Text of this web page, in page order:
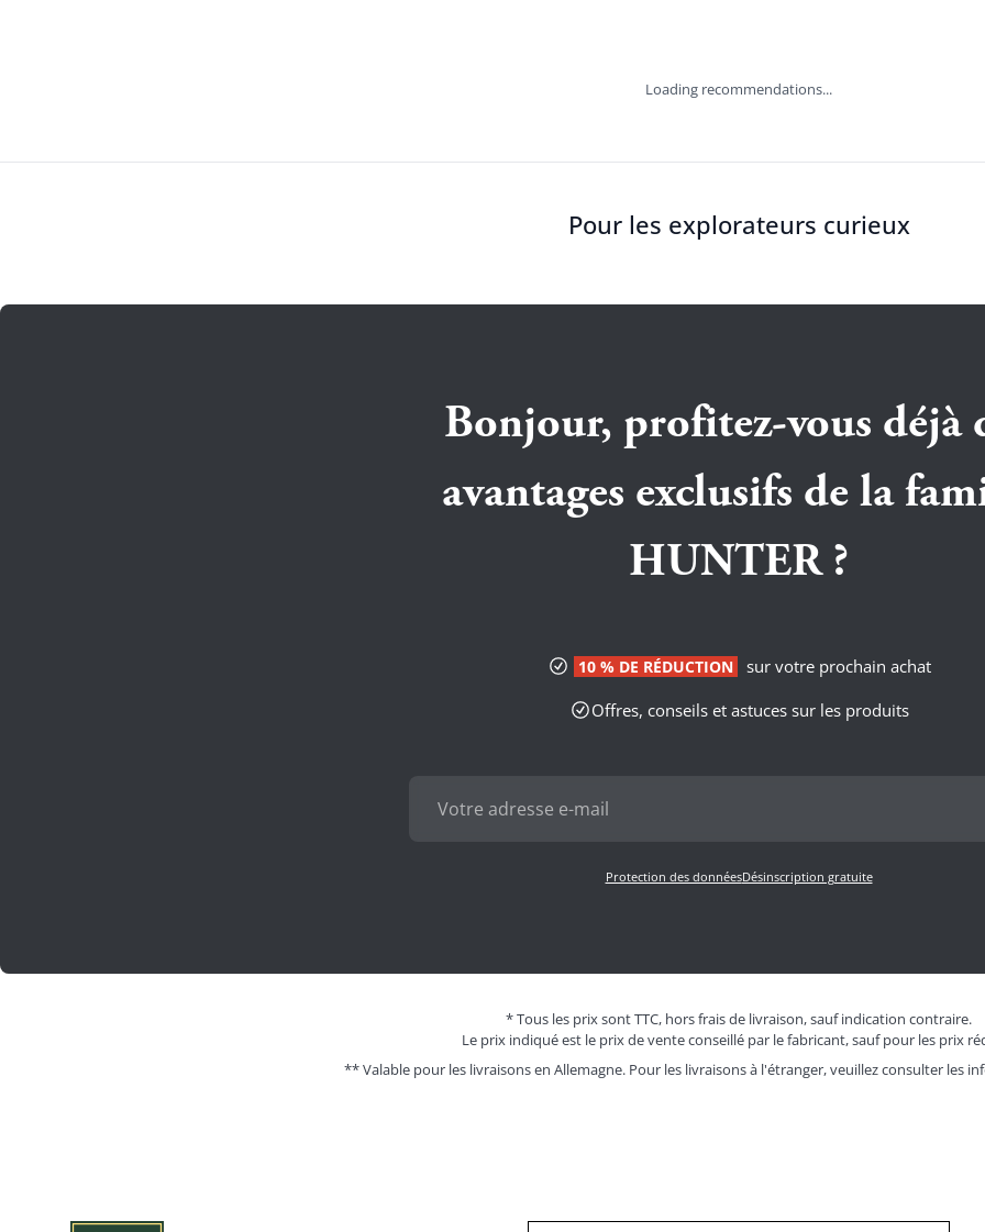
Loading recommendations...
Pour les explorateurs curieux
Bonjour, profitez-vous déjà
avantages exclusifs de la
HUNTER ?
10 % DE RÉDUCTION
sur votre prochain achat
Offres, conseils et astuces sur les produits
Protection des donnéesDésinscription gratuite
* Tous les prix sont TTC, hors frais de livraison, sauf indication contraire.
Le prix indiqué est le prix de vente conseillé par le fabricant, sauf pour les prix
** Valable pour les livraisons en Allemagne. Pour les livraisons à l'étranger, veuillez consulter les